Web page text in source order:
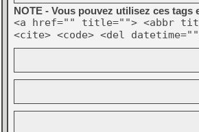
NOTE - Vous pouvez utilisez ces tags
<a href="" title=""> <abbr
<cite> <code> <del